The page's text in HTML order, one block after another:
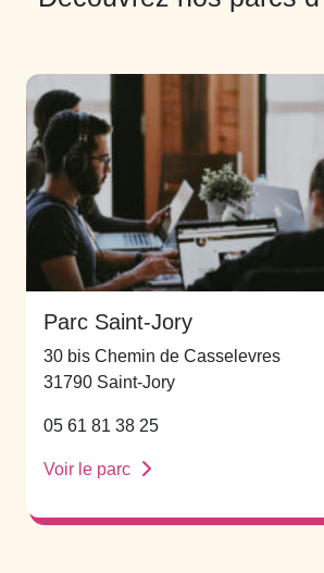
Parc Saint-Jory
30 bis Chemin de Casselevres
31790 Saint-Jory
05 61 81 38 25
Voir le parc